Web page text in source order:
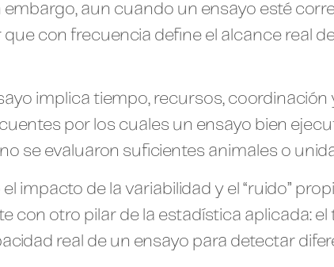
embargo, aun cuando un ensayo esté
con frecuencia define el alcance real
implica tiempo, recursos, coordinación
por los cuales un ensayo bien
se evaluaron suficientes animales o
impacto de la variabilidad y el “ruido”
con otro pilar de la estadística aplicada:
real de un ensayo para detectar